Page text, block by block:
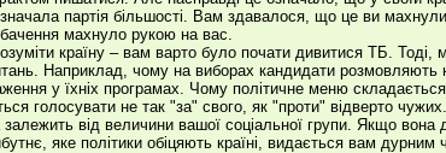
партія більшості. Вам здавалося, що це ви
махнуло рукою на вас.
країну – вам варто було почати дивитися ТБ. Тоді,
Наприклад, чому на виборах кандидати
у їхніх програмах. Чому політичне меню
голосувати не так "за" свого, як "проти" відверто чужих.
від величини вашої соціальної групи. Якщо вона
яке політики обіцяють країні, видається вам